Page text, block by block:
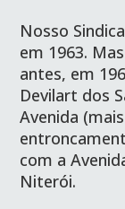
Nosso
em 1963.
antes, em
Devilart dos
Avenida
com a
Niterói.